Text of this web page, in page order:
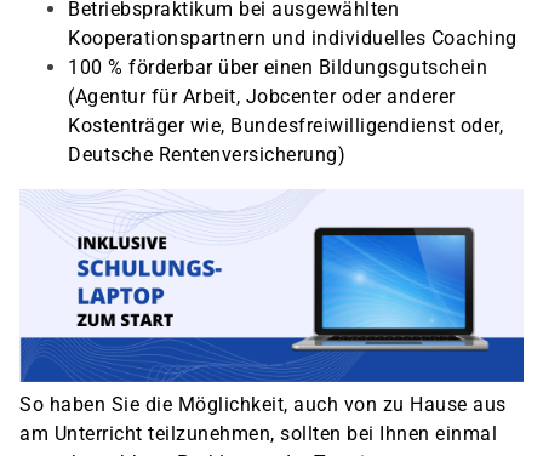
Betriebspraktikum bei ausgewählten
Kooperationspartnern und individuelles Coaching
100 % förderbar über einen Bildungsgutschein
(Agentur für Arbeit, Jobcenter oder anderer
Kostenträger wie, Bundesfreiwilligendienst oder,
Deutsche Rentenversicherung)
So haben Sie die Möglichkeit, auch von zu Hause aus
am Unterricht teilzunehmen, sollten bei Ihnen einmal